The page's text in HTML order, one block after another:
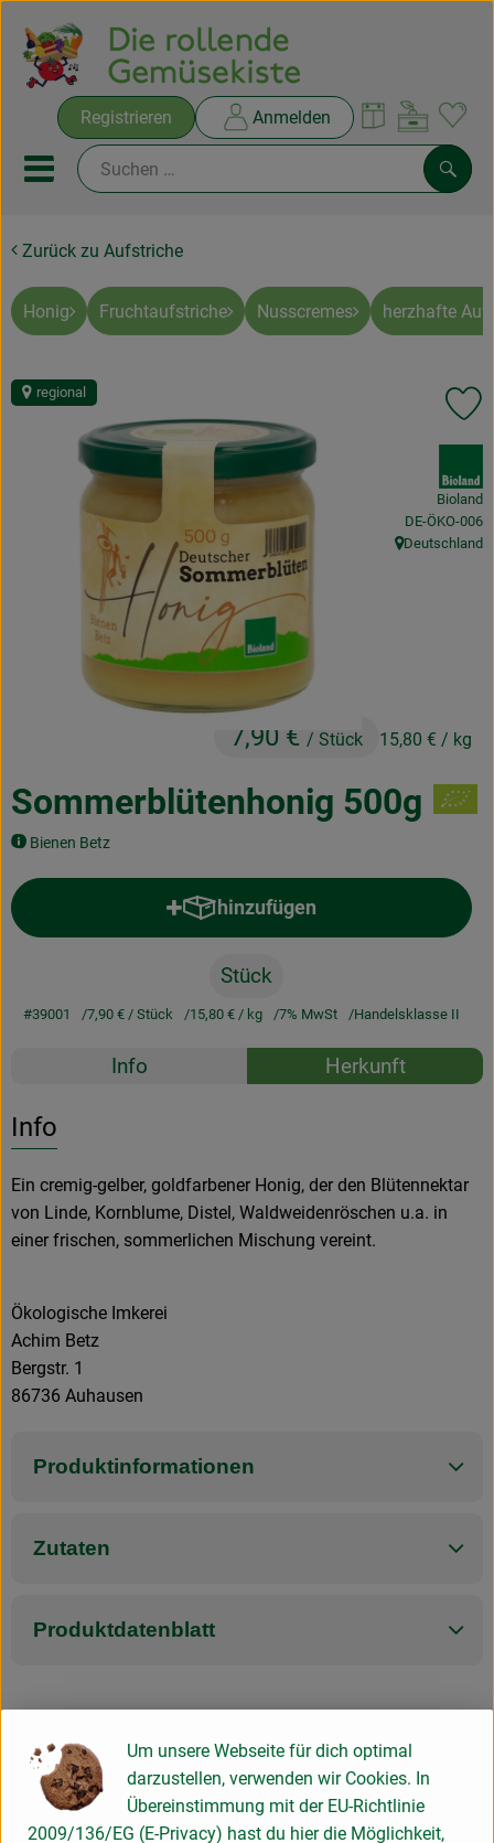
Registrieren Anmelden
Mobiles Menu öffnen oder
Ökokisten
Rezepte
NEUES & ANGEBOTE
Ökokisten
Obst & Gemüse
Naturkost
Getränke
Drogerie & Diverses
Über uns
Infos
Geschäftskunden
Zurück zu Aufstriche
Honig Fruchtaufstriche Nusscremes herzhafte
Sommerblütenhonig 500g
Bienen Betz
7,90 € / Stück 15,80 € / kg
regional
Bioland
, Kontrollstelle:
DE-ÖKO-006
, Herkunft:
Deutschland
hinzufügen
Produkt zum Warenkorb
Stück
#39001 7,90 € / Stück 15,80 € / kg 7% MwSt Handelsklasse II
Rezepte
Info Herkunft
Info
Ein cremig-gelber, goldfarbener Honig, der den Blütennektar
von Linde, Kornblume, Distel, Waldweidenröschen u.a. in
einer frischen, sommerlichen Mischung vereint.
Ökologische Imkerei
Achim Betz
Bergstr. 1
86736 Auhausen
Produktinformationen
Zutaten
Produktdatenblatt
Herkunft
Hersteller: Bienen Betz
Um unsere Webseite für dich optimal
darzustellen, verwenden wir Cookies. In
Übereinstimmung mit der EU-Richtlinie
2009/136/EG (E-Privacy) hast du hier die Möglichkeit,